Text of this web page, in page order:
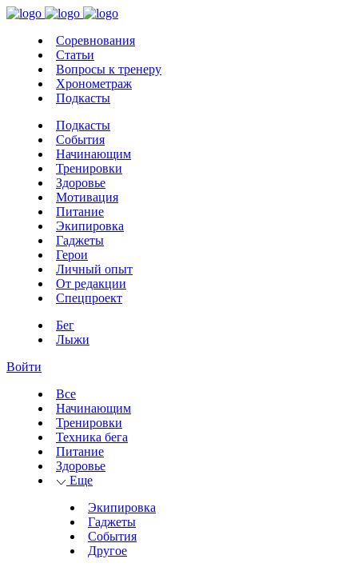
Соревнования
Статьи
Вопросы к тренеру
Хронометраж
Подкасты
Подкасты
События
Начинающим
Тренировки
Здоровье
Мотивация
Питание
Экипировка
Гаджеты
Герои
Личный опыт
От редакции
Спецпроект
Бег
Лыжи
Войти
Все
Начинающим
Тренировки
Техника бега
Питание
Здоровье
Еще
Экипировка
Гаджеты
События
Другое